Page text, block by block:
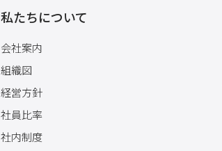
私たちについて
会社案内
組織図
経営方針
社員比率
社内制度